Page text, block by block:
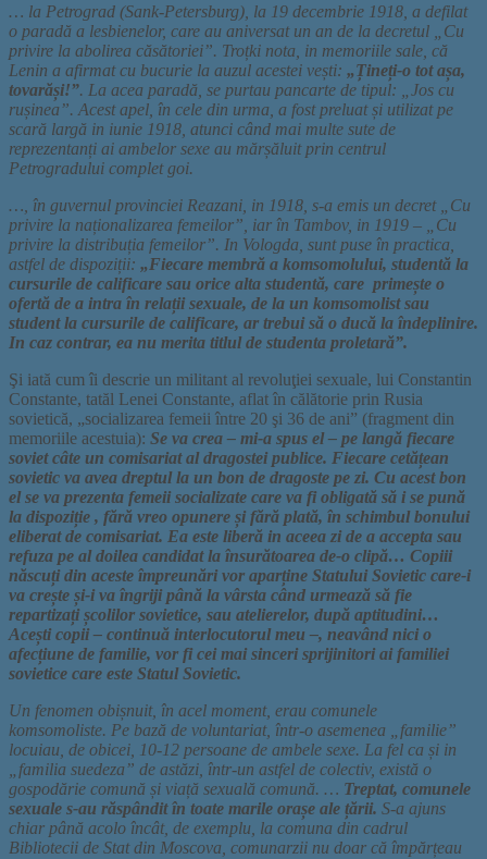
… la Petrograd (Sank-Petersburg), la 19 decembrie 1918, a defilat
o paradă a lesbienelor, care au aniversat un an de la decretul „Cu
privire la abolirea căsătoriei”. Troțki nota, in memoriile sale, că
Lenin a afirmat cu bucurie la auzul acestei vești: „Țineți-o tot așa,
tovarăși!”. La acea paradă, se purtau pancarte de tipul: „Jos cu
rușinea”. Acest apel, în cele din urma, a fost preluat și utilizat pe
scară largă in iunie 1918, atunci când mai multe sute de
reprezentanți ai ambelor sexe au mărșăluit prin centrul
Petrogradului complet goi.
…, în guvernul provinciei Reazani, in 1918, s-a emis un decret „Cu
privire la naționalizarea femeilor”, iar în Tambov, in 1919 – „Cu
privire la distribuția femeilor”. In Vologda, sunt puse în practica,
astfel de dispoziții: „Fiecare membră a komsomolului, studentă la
cursurile de calificare sau orice alta studentă, care primește o
ofertă de a intra în relații sexuale, de la un komsomolist sau
student la cursurile de calificare, ar trebui să o ducă la îndeplinire.
In caz contrar, ea nu merita titlul de studenta proletară”.
Şi iată cum îi descrie un militant al revoluţiei sexuale, lui Constantin
Constante, tatăl Lenei Constante, aflat în călătorie prin Rusia
sovietică, „socializarea femeii între 20 şi 36 de ani” (fragment din
memoriile acestuia): Se va crea – mi-a spus el – pe langă fiecare
soviet câte un comisariat al dragostei publice. Fiecare cetățean
sovietic va avea dreptul la un bon de dragoste pe zi. Cu acest bon
el se va prezenta femeii socializate care va fi obligată să i se pună
la dispoziție , fără vreo opunere și fără plată, în schimbul bonului
eliberat de comisariat. Ea este liberă in aceea zi de a accepta sau
refuza pe al doilea candidat la însurătoarea de-o clipă… Copiii
născuți din aceste împreunări vor aparține Statului Sovietic care-i
va crește și-i va îngriji până la vârsta când urmează să fie
repartizați școlilor sovietice, sau atelierelor, după aptitudini…
Acești copii – continuă interlocutorul meu –, neavând nici o
afecțiune de familie, vor fi cei mai sinceri sprijinitori ai familiei
sovietice care este Statul Sovietic.
Un fenomen obișnuit, în acel moment, erau comunele
komsomoliste. Pe bază de voluntariat, într-o asemenea „familie”
locuiau, de obicei, 10-12 persoane de ambele sexe. La fel ca și in
„familia suedeza” de astăzi, într-un astfel de colectiv, există o
gospodărie comună și viață sexuală comună. … Treptat, comunele
sexuale s-au răspândit în toate marile orașe ale țării. S-a ajuns
chiar până acolo încât, de exemplu, la comuna din cadrul
Bibliotecii de Stat din Moscova, comunarzii nu doar că împărțeau